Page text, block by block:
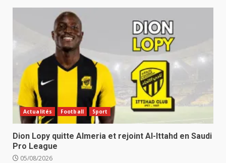
Actualités Football Sport
Dion Lopy quitte Almeria et rejoint Al-Ittahd en Saudi
Pro League
05/08/2026